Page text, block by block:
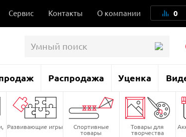
Сервис Контакты О компании 0
Распродажа Уценка
Развивающие игры Спортивные
товары
Товары для
творчества